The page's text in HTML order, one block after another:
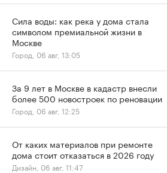
Сила воды: как река у дома стала
символом премиальной жизни в
Москве
Город, 06 авг, 13:05
За 9 лет в Москве в кадастр внесли
более 500 новостроек по реновации
Город, 06 авг, 12:25
От каких материалов при ремонте
дома стоит отказаться в 2026 году
Дизайн, 06 авг, 11:47